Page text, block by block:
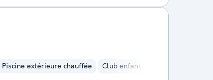
Piscine extérieure chauffée Club enfant